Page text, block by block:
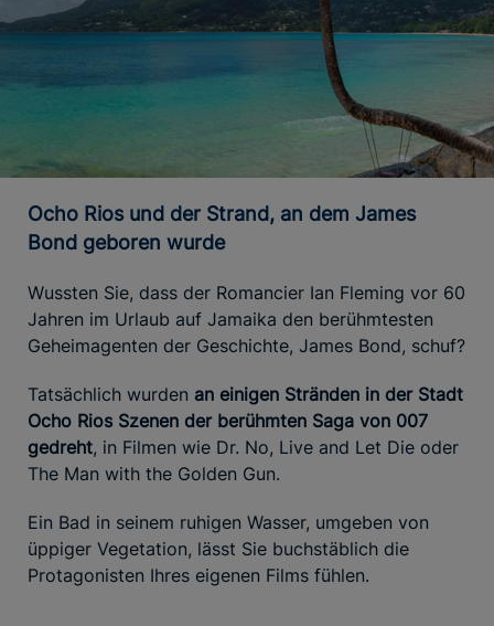
Ocho Rios und der Strand, an dem James
Bond geboren wurde
Wussten Sie, dass der Romancier Ian Fleming vor 60
Jahren im Urlaub auf Jamaika den berühmtesten
Geheimagenten der Geschichte, James Bond, schuf?
Tatsächlich wurden an einigen Stränden in der Stadt
Ocho Rios Szenen der berühmten Saga von 007
gedreht, in Filmen wie Dr. No, Live and Let Die oder
The Man with the Golden Gun.
Ein Bad in seinem ruhigen Wasser, umgeben von
üppiger Vegetation, lässt Sie buchstäblich die
Protagonisten Ihres eigenen Films fühlen.